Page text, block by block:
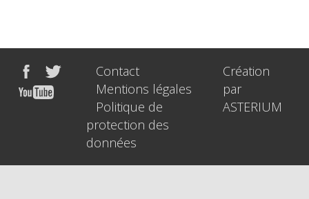
Contact
Mentions légales
Politique de
protection des
données
Création
par
ASTERIUM